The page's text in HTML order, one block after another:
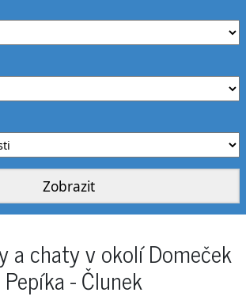
a chaty v okolí Domeček
- Člunek